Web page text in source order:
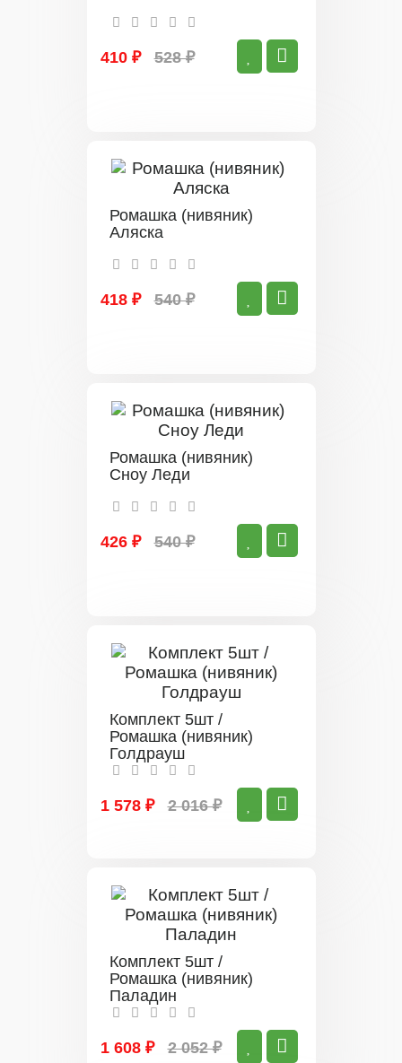
410 ₽ 528 ₽
Ромашка (нивяник)
Аляска
418 ₽ 540 ₽
Ромашка (нивяник)
Сноу Леди
426 ₽ 540 ₽
Комплект 5шт /
Ромашка (нивяник)
Голдрауш
1 578 ₽ 2 016 ₽
Комплект 5шт /
Ромашка (нивяник)
Паладин
1 608 ₽ 2 052 ₽